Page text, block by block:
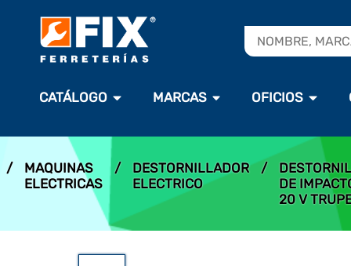
CATÁLOGO MARCAS OFICIOS
/
MAQUINAS
ELECTRICAS
/
DESTORNILLADOR
ELECTRICO
/
DE
20 V